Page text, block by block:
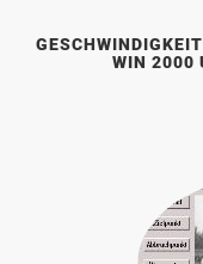
WIN 2000